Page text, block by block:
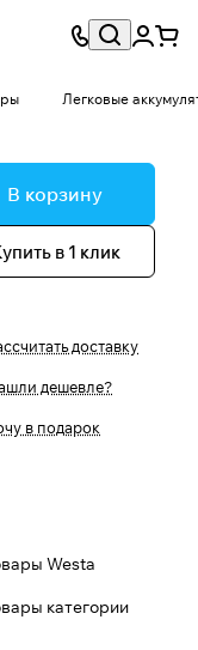
Легковые
В корзину
в 1 клик
доставку
дешевле?
в подарок
Westa
категории